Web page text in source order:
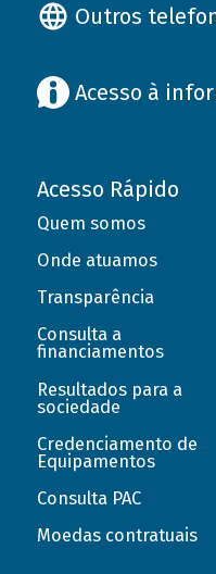
Outros
Acesso à
Acesso Rápido
Quem somos
Onde atuamos
Transparência
Consulta a
financiamentos
Resultados para a
sociedade
Credenciamento de
Equipamentos
Consulta PAC
Moedas contratuais